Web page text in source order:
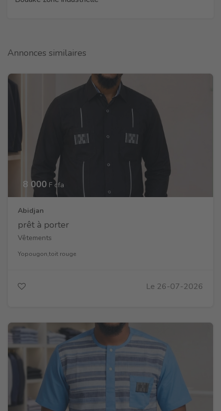
Annonces similaires
8 000 F cfa
Abidjan
prêt à porter
Vêtements
Yopougon,toit rouge
Le 26-07-2026